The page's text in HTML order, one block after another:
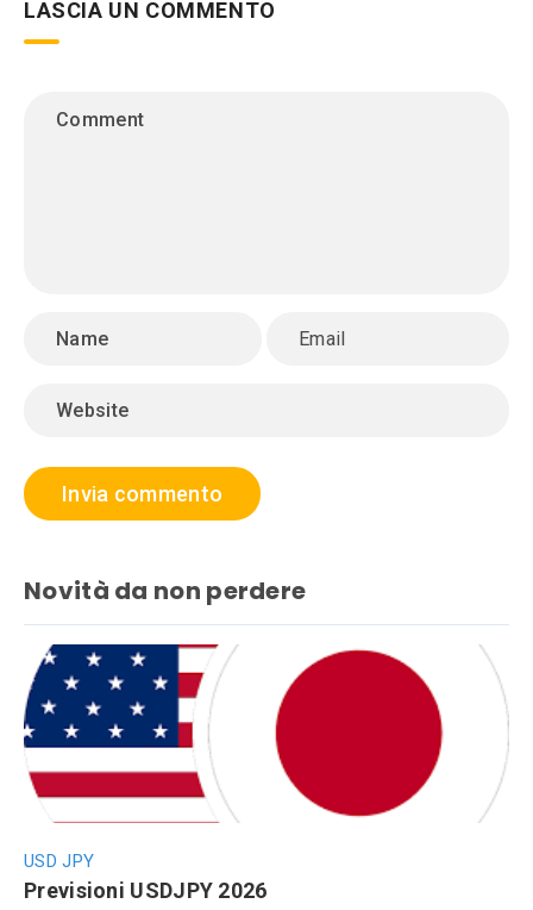
LASCIA UN COMMENTO
Novità da non perdere
USD JPY
Previsioni USDJPY 2026